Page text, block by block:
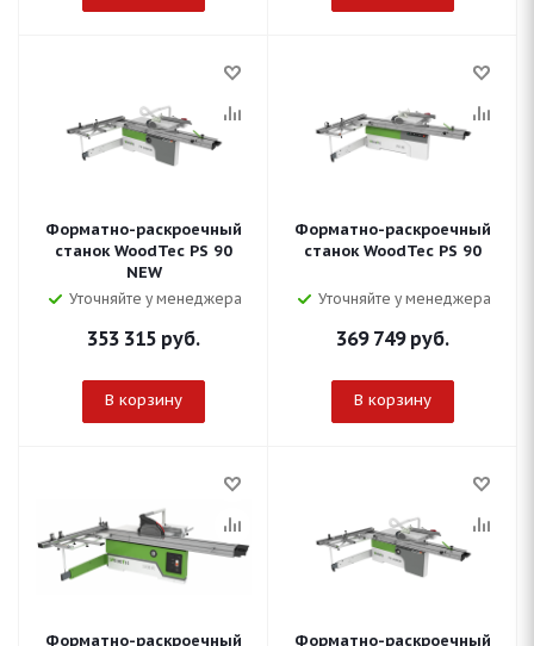
Форматно-раскроечный
станок WoodTec PS 90
NEW
Уточняйте у менеджера
353 315 руб.
В корзину
Форматно-раскроечный
станок WoodTec PS 90
Уточняйте у менеджера
369 749руб.
В корзину
Форматно-раскроечный Форматно-раскроечный